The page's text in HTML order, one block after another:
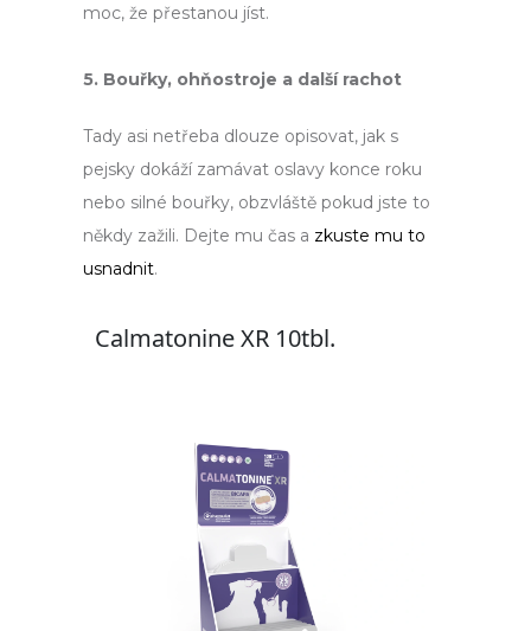
moc, že přestanou jíst.
5. Bouřky, ohňostroje a další rachot
Tady asi netřeba dlouze opisovat, jak s
pejsky dokáží zamávat oslavy konce roku
nebo silné bouřky, obzvláště pokud jste to
někdy zažili. Dejte mu čas a zkuste mu to
usnadnit.